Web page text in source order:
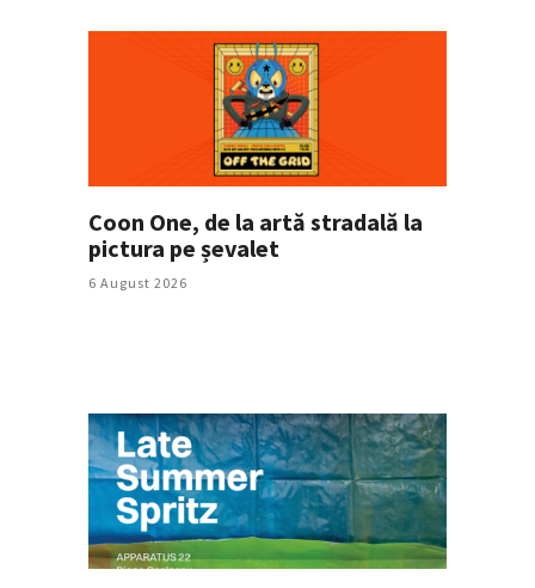
Coon One, de la artă stradală la
pictura pe șevalet
6 August 2026